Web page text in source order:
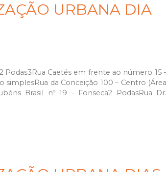
URBANA DIA
Podas3Rua Caetés em frente ao número 15 -
da Conceição 100 – Centro (Área
Brasil nº 19 - Fonseca2 PodasRua Dr.